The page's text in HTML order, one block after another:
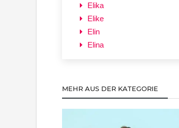
Elika
Elike
Elin
Elina
MEHR AUS DER KATEGORIE